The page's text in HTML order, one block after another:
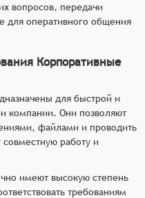
вопросов, передачи
для оперативного общения
Корпоративные
для быстрой и
компании. Они позволяют
файлами и проводить
работу и
имеют высокую степень
требованиям